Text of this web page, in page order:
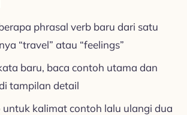
phrasal verb baru dari satu
“travel” atau “feelings”
baru, baca contoh utama dan
tampilan detail
untuk kalimat contoh lalu ulangi dua